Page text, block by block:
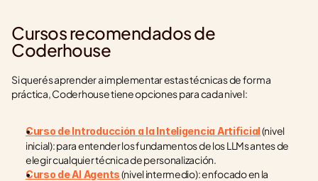
Cursos recomendados de
Coderhouse
Si querés aprender a implementar estas técnicas de forma
práctica, Coderhouse tiene opciones para cada nivel:
Curso de Introducción a la Inteligencia Artificial (nivel
inicial): para entender los fundamentos de los LLMs antes de
elegir cualquier técnica de personalización.
Curso de AI Agents (nivel intermedio): enfocado en la